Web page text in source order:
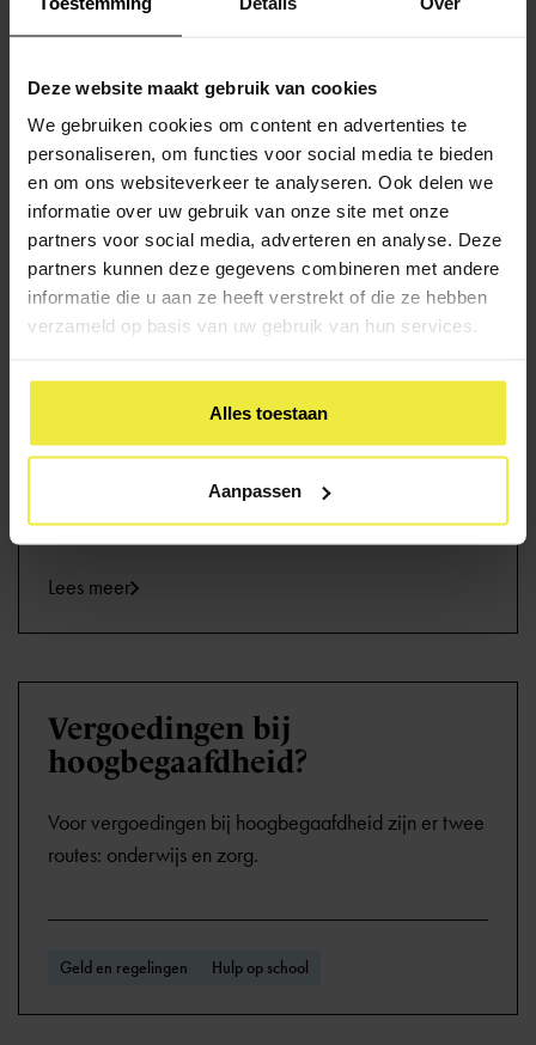
Deze website maakt gebruik van cookies
We gebruiken cookies om content en advertenties te
personaliseren, om functies voor social media te bieden
en om ons websiteverkeer te analyseren. Ook delen we
informatie over uw gebruik van onze site met onze
partners voor social media, adverteren en analyse. Deze
partners kunnen deze gegevens combineren met andere
informatie die u aan ze heeft verstrekt of die ze hebben
verzameld op basis van uw gebruik van hun services.
Alles toestaan
Aanpassen
Terwijl anderen juist heel hard gaan werken en
Hulp op school Ontwikkeling van de leerling
Toename dossiers thuiszitters:
In schooljaar 2023-2024 kreeg OCO 38 dossiers
over thuiszitters binnen, een stijging van ruim dertig
Lees meer
Vergoedingen bij
hoogbegaafdheid?
Voor vergoedingen bij hoogbegaafdheid zijn er twee
routes: onderwijs en zorg.
Geld en regelingen Hulp op school